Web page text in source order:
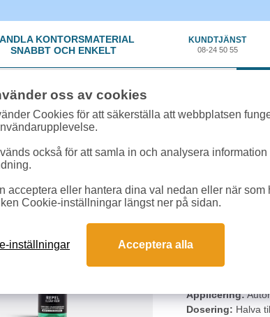
KONTORSMATERIAL
SNABBT OCH ENKELT
KUNDTJÄNST
08-24 50 55
»Bilrengöring»Glasbehandling Tershine Repel 100ml
Tillsats för
vattenavrinning.
av spolsystemet.
kvar på rutan.
Volym:
Typ:Tillsats för
Applicering:
Dosering: Halva
oss av cookies
Cookies för att säkerställa att webbplatsen
också för att samla in och analysera
acceptera eller hantera dina val nedan eller när som
Cookie-inställningar längst ner på sidan.
inställningar Acceptera alla